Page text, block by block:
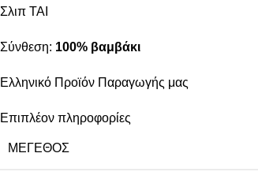
Σλιπ ΤΑΙ
Σύνθεση: 100% βαμβάκι
Ελληνικό Προϊόν Παραγωγής μας
Επιπλέον πληροφορίες
ΜΈΓΕΘΟΣ